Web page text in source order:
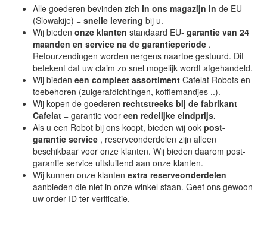
Alle goederen bevinden zich in ons magazijn in de EU
(Slowakije) = snelle levering bij u.
Wij bieden onze klanten standaard EU- garantie van 24
maanden en service na de garantieperiode .
Retourzendingen worden nergens naartoe gestuurd. Dit
betekent dat uw claim zo snel mogelijk wordt afgehandeld.
Wij bieden een compleet assortiment Cafelat Robots en
toebehoren (zuigerafdichtingen, koffiemandjes ..).
Wij kopen de goederen rechtstreeks bij de fabrikant
Cafelat = garantie voor een redelijke eindprijs.
Als u een Robot bij ons koopt, bieden wij ook post-
garantie service , reserveonderdelen zijn alleen
beschikbaar voor onze klanten. Wij bieden daarom post-
garantie service uitsluitend aan onze klanten.
Wij kunnen onze klanten extra reserveonderdelen
aanbieden die niet in onze winkel staan. Geef ons gewoon
uw order-ID ter verificatie.